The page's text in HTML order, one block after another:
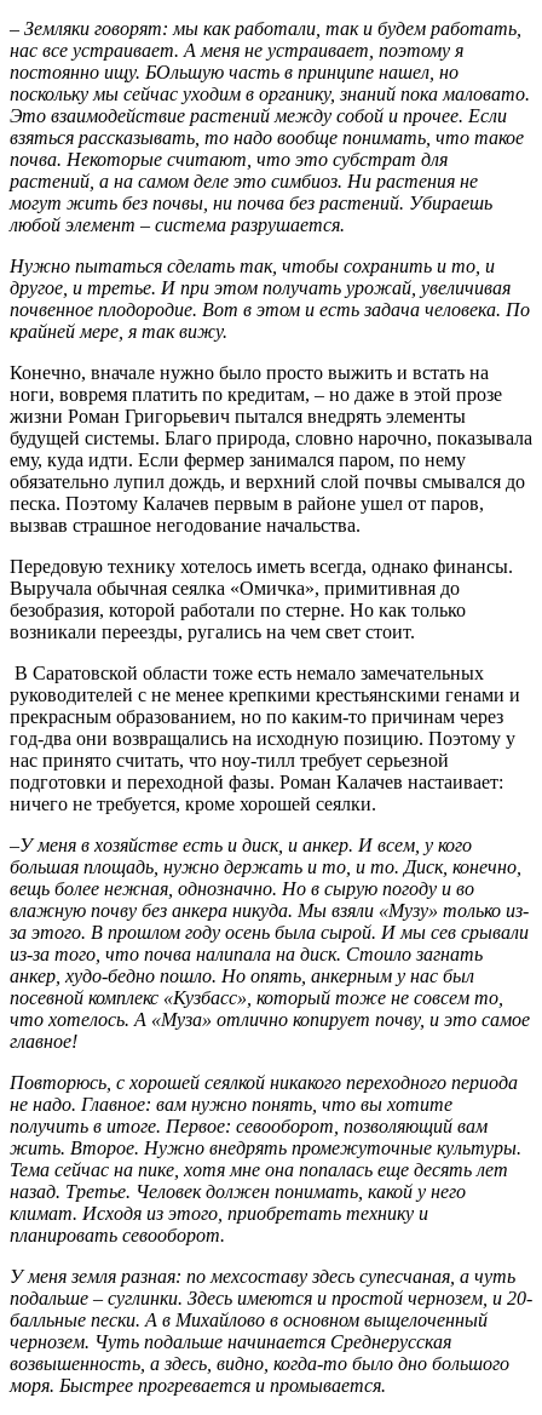
– Земляки говорят: мы как работали, так и будем работать,
нас все устраивает. А меня не устраивает, поэтому я
постоянно ищу. БОльшую часть в принципе нашел, но
поскольку мы сейчас уходим в органику, знаний пока маловато.
Это взаимодействие растений между собой и прочее. Если
взяться рассказывать, то надо вообще понимать, что такое
почва. Некоторые считают, что это субстрат для
растений, а на самом деле это симбиоз. Ни растения не
могут жить без почвы, ни почва без растений. Убираешь
любой элемент – система разрушается.
Нужно пытаться сделать так, чтобы сохранить и то, и
другое, и третье. И при этом получать урожай, увеличивая
почвенное плодородие. Вот в этом и есть задача человека. По
крайней мере, я так вижу.
Конечно, вначале нужно было просто выжить и встать на
ноги, вовремя платить по кредитам, – но даже в этой прозе
жизни Роман Григорьевич пытался внедрять элементы
будущей системы. Благо природа, словно нарочно, показывала
ему, куда идти. Если фермер занимался паром, по нему
обязательно лупил дождь, и верхний слой почвы смывался до
песка. Поэтому Калачев первым в районе ушел от паров,
вызвав страшное негодование начальства.
Передовую технику хотелось иметь всегда, однако финансы.
Выручала обычная сеялка «Омичка», примитивная до
безобразия, которой работали по стерне. Но как только
возникали переезды, ругались на чем свет стоит.
В Саратовской области тоже есть немало замечательных
руководителей с не менее крепкими крестьянскими генами и
прекрасным образованием, но по каким-то причинам через
год-два они возвращались на исходную позицию. Поэтому у
нас принято считать, что ноу-тилл требует серьезной
подготовки и переходной фазы. Роман Калачев настаивает:
ничего не требуется, кроме хорошей сеялки.
–У меня в хозяйстве есть и диск, и анкер. И всем, у кого
большая площадь, нужно держать и то, и то. Диск, конечно,
вещь более нежная, однозначно. Но в сырую погоду и во
влажную почву без анкера никуда. Мы взяли «Музу» только из-
за этого. В прошлом году осень была сырой. И мы сев срывали
из-за того, что почва налипала на диск. Стоило загнать
анкер, худо-бедно пошло. Но опять, анкерным у нас был
посевной комплекс «Кузбасс», который тоже не совсем то,
что хотелось. А «Муза» отлично копирует почву, и это самое
главное!
Повторюсь, с хорошей сеялкой никакого переходного периода
не надо. Главное: вам нужно понять, что вы хотите
получить в итоге. Первое: севооборот, позволяющий вам
жить. Второе. Нужно внедрять промежуточные культуры.
Тема сейчас на пике, хотя мне она попалась еще десять лет
назад. Третье. Человек должен понимать, какой у него
климат. Исходя из этого, приобретать технику и
планировать севооборот.
У меня земля разная: по мехсоставу здесь супесчаная, а чуть
подальше – суглинки. Здесь имеются и простой чернозем, и 20-
балльные пески. А в Михайлово в основном выщелоченный
чернозем. Чуть подальше начинается Среднерусская
возвышенность, а здесь, видно, когда-то было дно большого
моря. Быстрее прогревается и промывается.